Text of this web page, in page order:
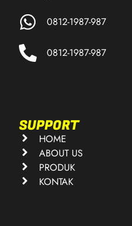
0812-1987-987
0812-1987-987
SUPPORT
HOME
ABOUT US
PRODUK
KONTAK